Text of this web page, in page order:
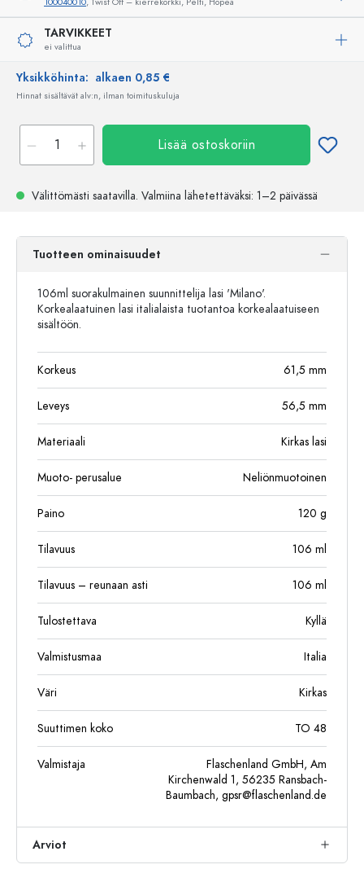
TARVIKKEET
ei valittua
Yksikköhinta: alkaen 0,85 €
Hinnat sisältävät alv:n, ilman toimituskuluja
Lisää ostoskoriin
Välittömästi saatavilla. Valmiina lähetettäväksi: 1–2 päivässä
Tuotteen ominaisuudet
106ml suorakulmainen suunnittelija lasi 'Milano'.
Korkealaatuinen lasi italialaista tuotantoa korkealaatuiseen
sisältöön.
Korkeus 61,5 mm
Leveys 56,5 mm
Materiaali Kirkas lasi
Muoto- perusalue Neliönmuotoinen
Paino 120 g
Tilavuus 106 ml
Tilavuus – reunaan asti 106 ml
Tulostettava Kyllä
Valmistusmaa Italia
Väri Kirkas
Suuttimen koko TO 48
Valmistaja
Flaschenland GmbH, Am
Kirchenwald 1, 56235 Ransbach-
Baumbach, gpsr@flaschenland.de
Arviot